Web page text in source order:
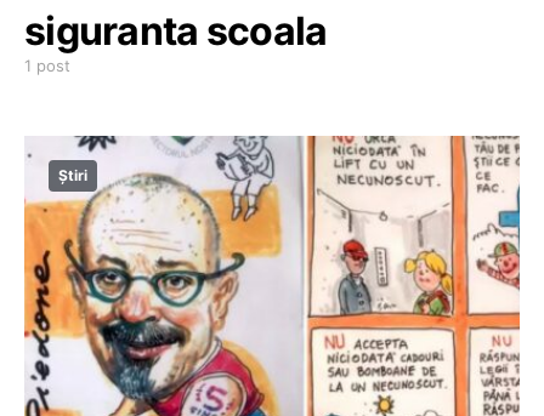
siguranta scoala
1 post
Știri